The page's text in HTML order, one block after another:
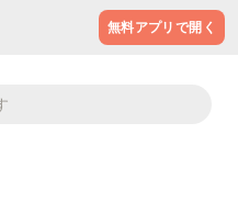
無料アプリで開く